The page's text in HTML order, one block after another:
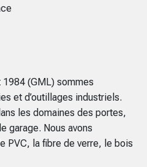
(GML) sommes
et d’outillages industriels.
les domaines des portes,
garage. Nous avons
PVC, la fibre de verre, le bois